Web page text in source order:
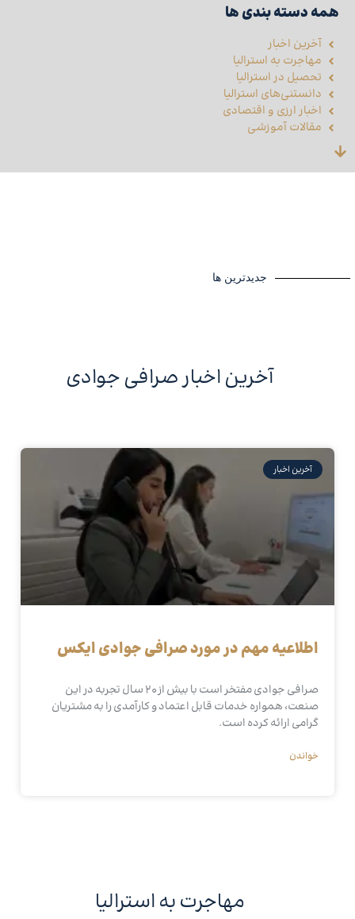
همه دسته بندی ها
آخرین اخبار
مهاجرت به استرالیا
تحصیل در استرالیا
دانستنی‌های استرالیا
اخبار ارزی و اقتصادی
مقالات آموزشی
جدیدترین ها
آخرین اخبار صرافی جوادی
آخرین اخبار
اطلاعیه مهم در مورد صرافی جوادی ایکس
صرافی جوادی مفتخر است با بیش از 20 سال تجربه در این
صنعت، همواره خدمات قابل اعتماد و کارآمدی را به مشتریان
گرامی ارائه کرده است.
خواندن
مهاجرت به استرالیا